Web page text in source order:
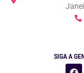
SIGA A